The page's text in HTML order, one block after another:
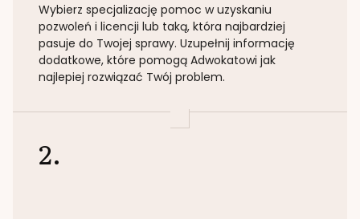
Wybierz specjalizację pomoc w uzyskaniu
pozwoleń i licencji lub taką, która najbardziej
pasuje do Twojej sprawy. Uzupełnij informację
dodatkowe, które pomogą Adwokatowi jak
najlepiej rozwiązać Twój problem.
2.